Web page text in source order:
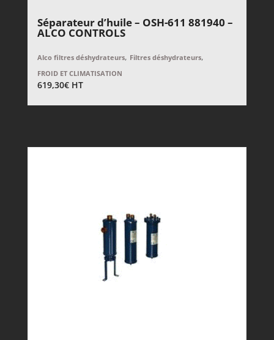
Séparateur d’huile – OSH-611 881940 –
ALCO CONTROLS
Alco filtres déshydrateurs, Filtres déshydrateurs,
FROID ET CLIMATISATION
619,30€ HT